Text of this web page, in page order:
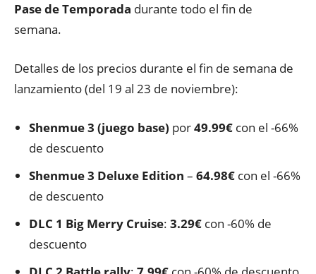
Pase de Temporada durante todo el fin de
semana.
Detalles de los precios durante el fin de semana de
lanzamiento (del 19 al 23 de noviembre):
Shenmue3 (juego base) por49.99€ con el -66%
de descuento
Shenmue 3 Deluxe Edition – 64.98€ con el -66%
de descuento
DLC 1 Big Merry Cruise: 3.29€ con -60% de
descuento